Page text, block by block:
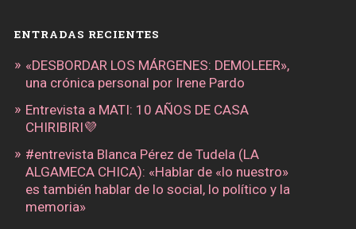
ENTRADAS RECIENTES
«DESBORDAR LOS MÁRGENES: DEMOLEER»,
una crónica personal por Irene Pardo
Entrevista a MATI: 10 AÑOS DE CASA
CHIRIBIRI💜
#entrevista Blanca Pérez de Tudela (LA
ALGAMECA CHICA): «Hablar de «lo nuestro»
es también hablar de lo social, lo político y la
memoria»